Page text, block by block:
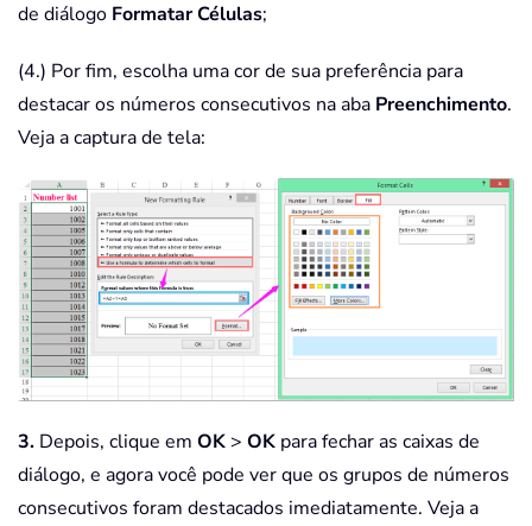
de diálogo Formatar Células;
(4.) Por fim, escolha uma cor de sua preferência para
destacar os números consecutivos na aba Preenchimento.
Veja a captura de tela:
3. Depois, clique em OK > OK para fechar as caixas de
diálogo, e agora você pode ver que os grupos de números
consecutivos foram destacados imediatamente. Veja a